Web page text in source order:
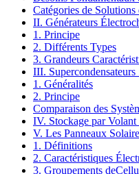
Catégories de Solutions
II. Générateurs
1. Principe
2. Différents Types
3. Grandeurs
III.
1. Généralités
2. Principe
Comparaison des
IV. Stockage par
V. Les Panneaux
1. Définitions
2. Caractéristiques
3. Groupements